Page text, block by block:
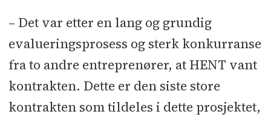
– Det var etter en lang og grundig
evalueringsprosess og sterk konkurranse
fra to andre entreprenører, at HENT vant
kontrakten. Dette er den siste store
kontrakten som tildeles i dette prosjektet,